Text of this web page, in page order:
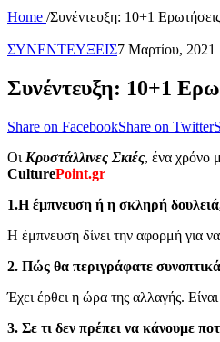
Home /Συνέντευξη: 10+1
ΣΥΝΕΝΤΕΥΞΕΙΣ7 Μαρτίου, 2021
Συνέντευξη: 10+1
Share on FacebookShare on Twitter
Oι Κρυστάλλινες Σκιές, ένα χρόνο
CulturePoint.gr
1.Η έμπνευση ή η σκληρή δουλειά,
Η έμπνευση δίνει την αφορμή για
2. Πώς θα περιγράφατε
Έχει έρθει η ώρα της αλλαγής.
3. Σε τι δεν πρέπει να κάνουμε